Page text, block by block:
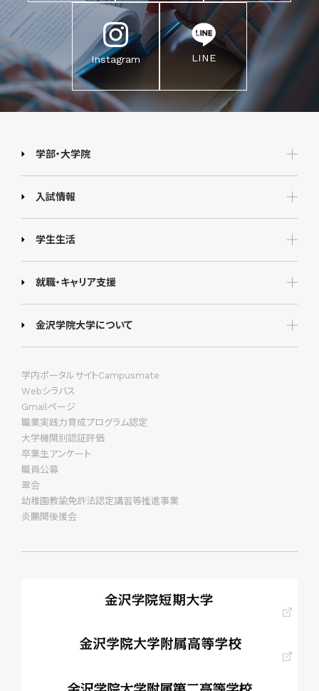
Instagram LINE
学部・大学院
入試情報
学生生活
就職・キャリア支援
金沢学院大学について
学内ポータルサイトCampusmate
Webシラバス
Gmailページ
職業実践力育成プログラム認定
大学機関別認証評価
卒業生アンケート
職員公募
翠会
幼稚園教諭免許法認定講習等推進事業
炎鵬関後援会